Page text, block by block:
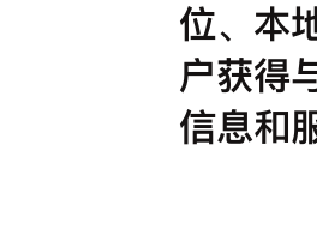
位、本
户获得
信息和